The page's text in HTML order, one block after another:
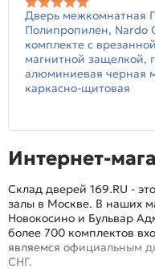
Дверь межкомнатная
Полипропилен, Nardo
комплекте с
магнитной защелкой,
алюминиевая черная
каркасно-щитовая
Интернет-
Склад дверей 169.RU -
залы в Москве. В наших
Новокосино и Бульвар
более 700 комплектов
являемся официальным
СНГ.